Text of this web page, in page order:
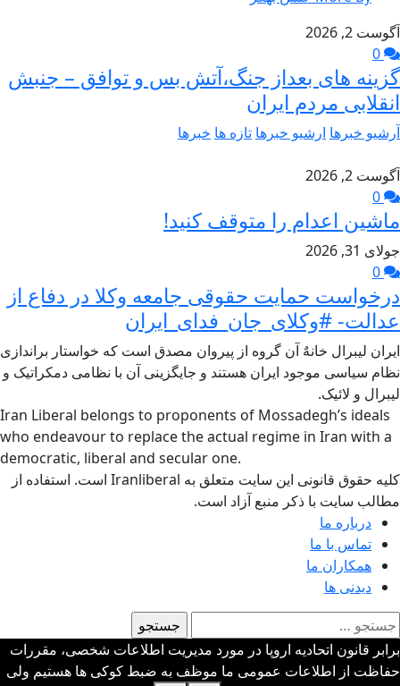
آگوست 2, 2026
گزینه های بعداز جنگ،آتش بس و توافق – جنبش
انقلابی مردم ایران
آرشیو خبرها ارشیو خبرها تازه ها خبرها
آگوست 2, 2026
ماشین اعدام را متوقف کنید!
جولای 31, 2026
درخواست حمایت حقوقی جامعه وکلا در دفاع از
عدالت- #وکلای_جان_فدای_ایران
ایران لیبرال خانهٌ آن گروه از پیروان مصدق است که خواستار براندازی
نظام سیاسی موجود ایران هستند و جایگزینی آن با نظامی دمکراتیک و
لیبرال و لائیک.
Iran Liberal belongs to proponents of Mossadegh’s ideals
who endeavour to replace the actual regime in Iran with a
democratic, liberal and secular one.
کلیه حقوق قانونی این سایت متعلق به Iranliberal است. استفاده از
مطالب سایت با ذکر منبع آزاد است.
درباره ما
تماس با ما
همکاران ما
دیدنی ها
جستجو
برای:
برابر قانون اتحادیه اروپا در مورد مدیریت اطلاعات شخصی، مقررات
حفاظت از اطلاعات عمومی ما موظف به ضبط کوکی ها هستیم ولی